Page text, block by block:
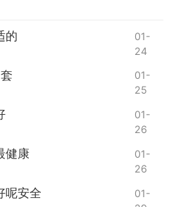
的
01-
24
01-
25
01-
26
健康
01-
26
呢安全
01-